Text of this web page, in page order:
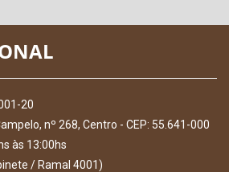
20
nº 268, Centro - CEP: 55.641-000
às 13:00hs
/ Ramal 4001)